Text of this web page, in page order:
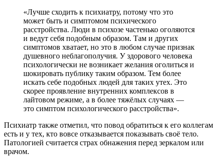
«Лучше сходить к психиатру, потому что это
может быть и симптомом психического
расстройства. Люди в психозе частенько оголяются
и ведут себя подобным образом. Там и других
симптомов хватает, но это в любом случае признак
душевного неблагополучия. У здорового человека
психологически не возникает желания оголиться и
шокировать публику таким образом. Тем более
искать себе подобных людей для таких утех. Это
скорее проявление внутренних комплексов в
лайтовом режиме, а в более тяжёлых случаях —
это симптом психологического расстройства».
Психиатр также отметил, что повод обратиться к его коллегам
есть и у тех, кто вовсе отказывается показывать своё тело.
Патологией считается страх обнажения перед зеркалом или
врачом.